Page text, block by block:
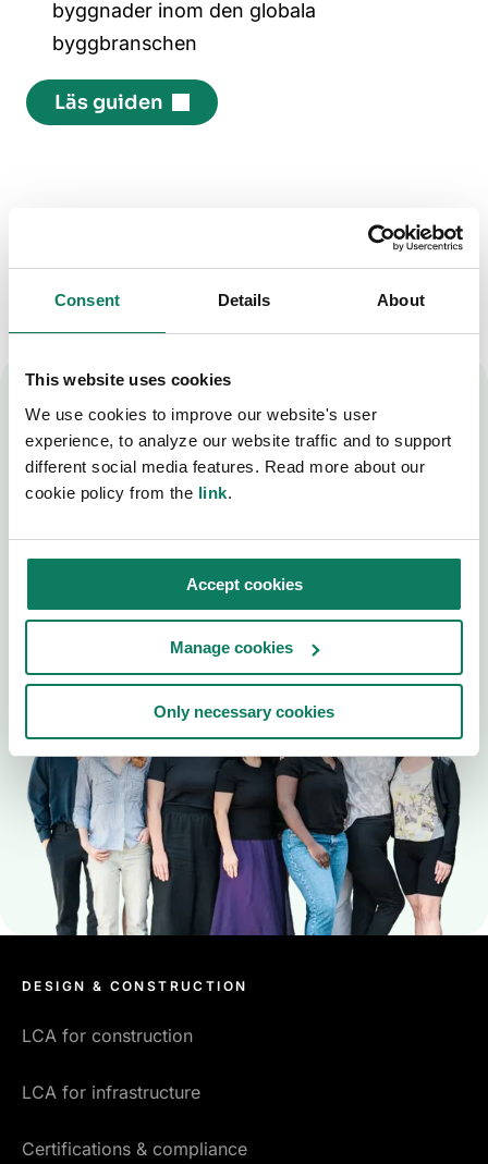
Consent Details About
This website uses cookies
We use cookies to improve our website's user
experience, to analyze our website traffic and to support
different social media features. Read more about our
cookie policy from the link.
Accept cookies
Manage cookies
Only necessary cookies
byggnader inom den globala
byggbranschen
Läs guiden
Utforska fler artiklar om ämnet.
Redo för LCA?
Boka en demo med en lokal LCA-expert för att
komma igång.
DESIGN & CONSTRUCTION
LCA for construction
LCA for infrastructure
Certifications & compliance